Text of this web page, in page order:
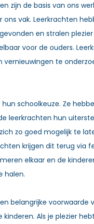
zijn de basis van ons
ons vak. Leerkrachten
en stralen
voor de ouders.
vernieuwingen te
schoolkeuze. Ze
leerkrachten hun
zo goed mogelijk te
krijgen dit terug via
elkaar en de
halen.
belangrijke voorwaarde
kinderen. Als je plezier